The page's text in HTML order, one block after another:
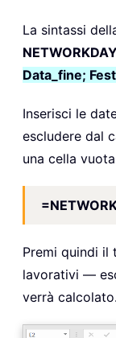
La sintassi
Data_fine;
Inserisci le
escludere dal
una cella
Premi quindi il
lavorativi —
verrà